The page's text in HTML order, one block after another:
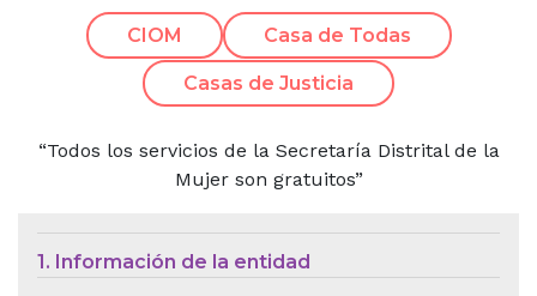
Menú de Contexto de Ley de
1. Información de la entidad
CIOM Casa de Todas
Casas de Justicia
“Todos los servicios de la Secretaría Distrital de la
Mujer son gratuitos”